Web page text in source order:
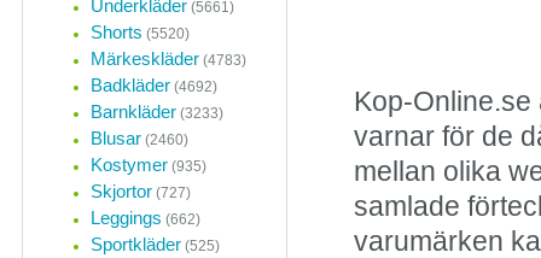
Kop-
varnar för de
mellan olika
samlade
varumärken
Underkläder (5661)
Shorts (5520)
Märkeskläder (4783)
Badkläder (4692)
Barnkläder (3233)
Blusar (2460)
Kostymer (935)
Skjortor (727)
Leggings (662)
Sportkläder (525)